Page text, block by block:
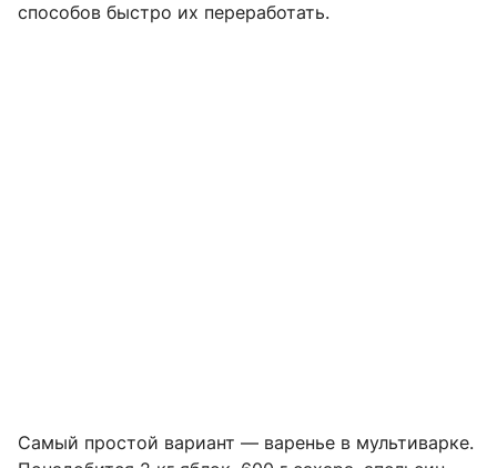
способов быстро их переработать.
Самый простой вариант — варенье в мультиварке.